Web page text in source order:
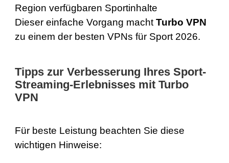
Region verfügbaren Sportinhalte
Dieser einfache Vorgang macht Turbo VPN
zu einem der besten VPNs für Sport 2026.
Tipps zur Verbesserung Ihres Sport-
Streaming-Erlebnisses mit Turbo
VPN
Für beste Leistung beachten Sie diese
wichtigen Hinweise: